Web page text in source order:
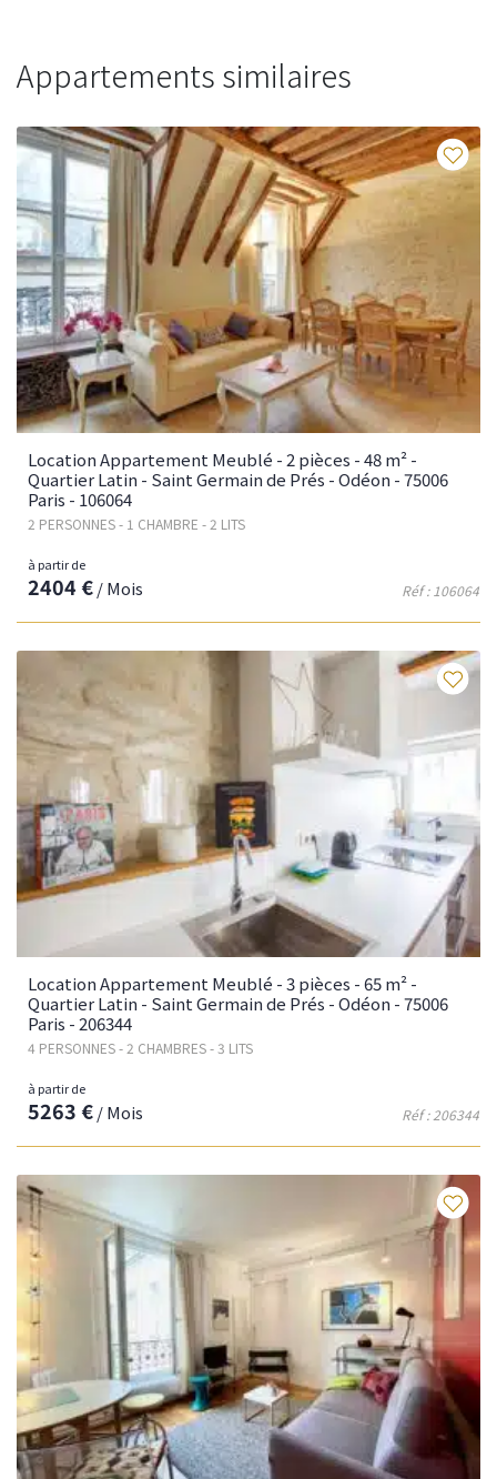
Appartements similaires
Location Appartement Meublé - 2 pièces - 48 m² -
Quartier Latin - Saint Germain de Prés - Odéon - 75006
Paris - 106064
2 PERSONNES - 1 CHAMBRE - 2 LITS
Réf : 106064
à partir de
2404 €/ Mois
Location Appartement Meublé - 3 pièces - 65 m² -
Quartier Latin - Saint Germain de Prés - Odéon - 75006
Paris - 206344
4 PERSONNES - 2 CHAMBRES - 3 LITS
Réf : 206344
à partir de
5263 €/ Mois